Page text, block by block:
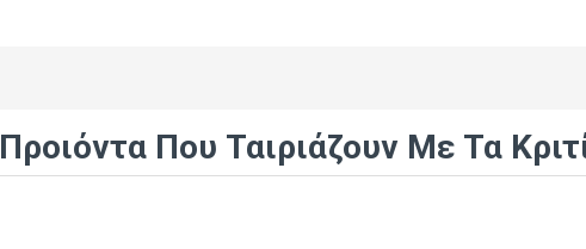
Προιόντα Που Ταιριάζουν Με Τα